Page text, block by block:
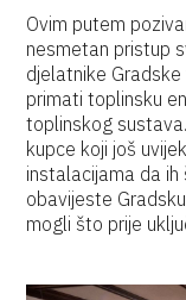
Ovim putem
nesmetan pristup
djelatnike
primati toplinsku
toplinskog
kupce koji još
instalacijama da
obavijeste
mogli što prije